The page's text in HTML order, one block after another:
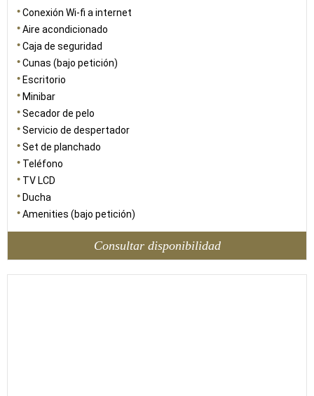
Conexión Wi-fi a internet
Aire acondicionado
Caja de seguridad
Cunas (bajo petición)
Escritorio
Minibar
Secador de pelo
Servicio de despertador
Set de planchado
Teléfono
TV LCD
Ducha
Amenities (bajo petición)
Consultar disponibilidad